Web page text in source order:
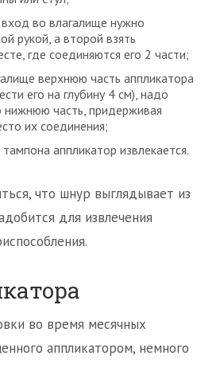
во влагалище нужно
рукой, а второй взять
где соединяются его 2 части;
верхнюю часть аппликатора
его на глубину 4 см), надо
нижнюю часть, придерживая
их соединения;
аппликатор извлекается.
что шнур выглядывает из
для извлечения
во время месячных
аппликатором, немного